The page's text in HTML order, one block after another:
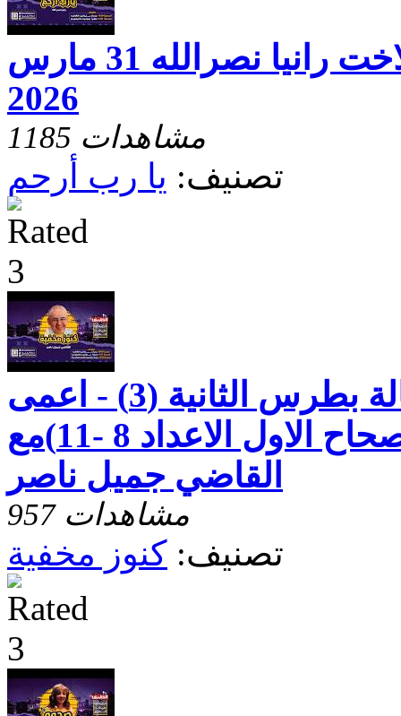
يارب ارحم مع الاخت رانيا نصرالله 31 مارس
2026
1185 مشاهدات
تصنيف: يا رب أرحم
كنوز مخفيه رسالة بطرس الثانية (3) - اعمى
قصير البصر -الاصحاح الاول الاعداد 8 -11)مع
القاضي جميل ناصر
957 مشاهدات
تصنيف: كنوز مخفية